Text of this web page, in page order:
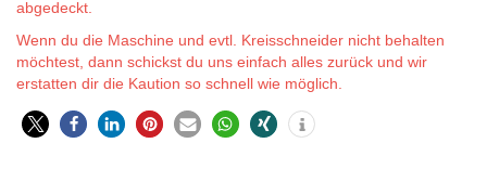
abgedeckt.
Wenn du die Maschine und evtl. Kreisschneider nicht behalten
möchtest, dann schickst du uns einfach alles zurück und wir
erstatten dir die Kaution so schnell wie möglich.
0